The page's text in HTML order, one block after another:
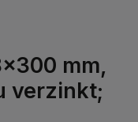
mm,
verzinkt;